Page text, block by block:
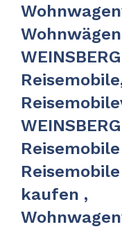
kaufen ,